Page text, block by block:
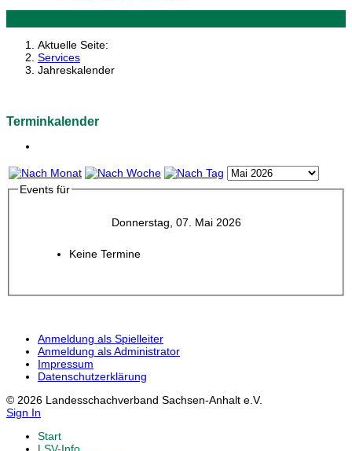
Aktuelle Seite:
Services
Jahreskalender
Terminkalender
Events für
Donnerstag, 07. Mai 2026
Keine Termine
Anmeldung als Spielleiter
Anmeldung als Administrator
Impressum
Datenschutzerklärung
© 2026 Landesschachverband Sachsen-Anhalt e.V.
Sign In
Start